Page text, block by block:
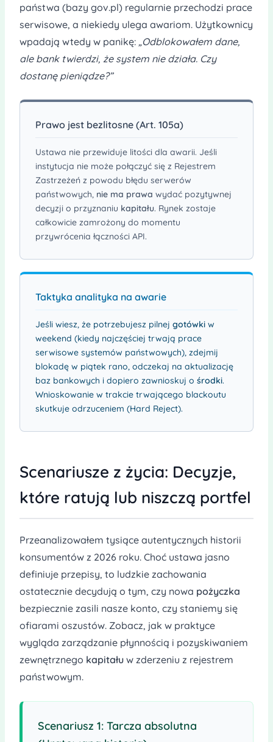
państwa (bazy gov.pl) regularnie przechodzi prace
serwisowe, a niekiedy ulega awariom. Użytkownicy
wpadają wtedy w panikę: „Odblokowałem dane,
ale bank twierdzi, że system nie działa. Czy
dostanę pieniądze?”
Prawo jest bezlitosne (Art. 105a)
Ustawa nie przewiduje litości dla awarii. Jeśli
instytucja nie może połączyć się z Rejestrem
Zastrzeżeń z powodu błędu serwerów
państwowych, nie ma prawa wydać pozytywnej
decyzji o przyznaniu kapitału. Rynek zostaje
całkowicie zamrożony do momentu
przywrócenia łączności API.
Taktyka analityka na awarie
Jeśli wiesz, że potrzebujesz pilnej gotówkiw
weekend (kiedy najczęściej trwają prace
serwisowe systemów państwowych), zdejmij
blokadę w piątek rano, odczekaj na aktualizację
baz bankowych i dopiero zawnioskuj o środki.
Wnioskowanie w trakcie trwającego blackoutu
skutkuje odrzuceniem (Hard Reject).
Scenariusze z życia: Decyzje,
które ratują lub niszczą portfel
Przeanalizowałem tysiące autentycznych historii
konsumentów z 2026 roku. Choć ustawa jasno
definiuje przepisy, to ludzkie zachowania
ostatecznie decydują o tym, czy nowa pożyczka
bezpiecznie zasili nasze konto, czy staniemy się
ofiarami oszustów. Zobacz, jak w praktyce
wygląda zarządzanie płynnością i pozyskiwaniem
zewnętrznego kapitałuw zderzeniu z rejestrem
państwowym.
Scenariusz 1: Tarcza absolutna